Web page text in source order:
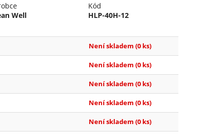
Well
Kód
HLP-40H-12
Není skladem (0 ks)
Není skladem (0 ks)
Není skladem (0 ks)
Není skladem (0 ks)
Není skladem (0 ks)